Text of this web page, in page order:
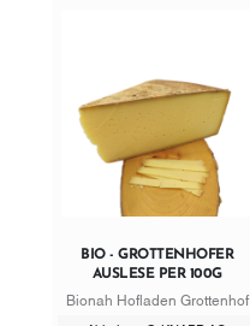
BIO - GROTTENHOFER
AUSLESE PER 100G
Bionah Hofladen Grottenhof